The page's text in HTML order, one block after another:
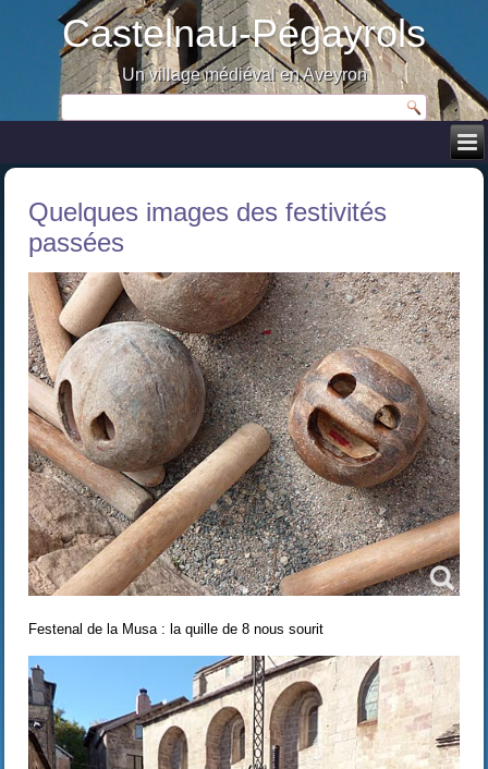
Castelnau-Pégayrols
Un village médiéval en Aveyron
Quelques images des festivités
passées
Festenal de la Musa : la quille de 8 nous sourit